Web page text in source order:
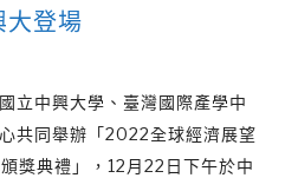
大登場
立中興大學、臺灣國際產學中
共同舉辦「2022全球經濟展望
獎典禮」，12月22日下午於中